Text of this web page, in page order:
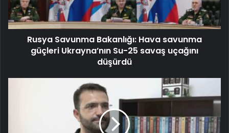
Rusya Savunma Bakanlığı: Hava savunma
güçleri Ukrayna’nın Su-25 savaş uçağını
düşürdü